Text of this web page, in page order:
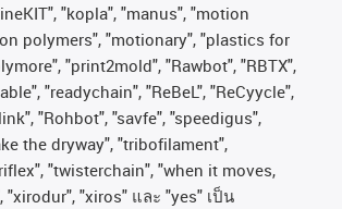
"kopla", "manus", "motion
polymers", "motionary", "plastics for
"print2mold", "Rawbot", "RBTX",
"readychain", "ReBeL", "ReCyycle",
"Rohbot", "savfe", "speedigus",
the dryway", "tribofilament",
"twisterchain", "when it moves,
"xirodur", "xiros" และ "yes" เป็น